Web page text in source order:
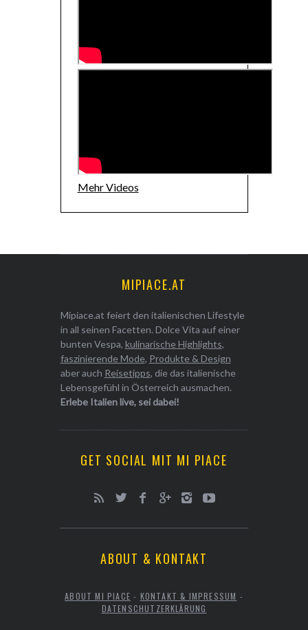
Mehr Videos
MIPIACE.AT
Mipiace.at feiert den italienischen Lifestyle
in all seinen Facetten. Dolce Vita auf einer
bunten Vespa, kulinarische Highlights,
faszinierende Mode, Produkte & Design
aber auch Reisetipps, die das italienische
Lebensgefühl in Österreich ausmachen.
Erlebe Italien live, sei dabei!
GET SOCIAL MIT MI PIACE
ABOUT & KONTAKT
ABOUT MI PIACE - KONTAKT & IMPRESSUM -
DATENSCHUTZERKLÄRUNG